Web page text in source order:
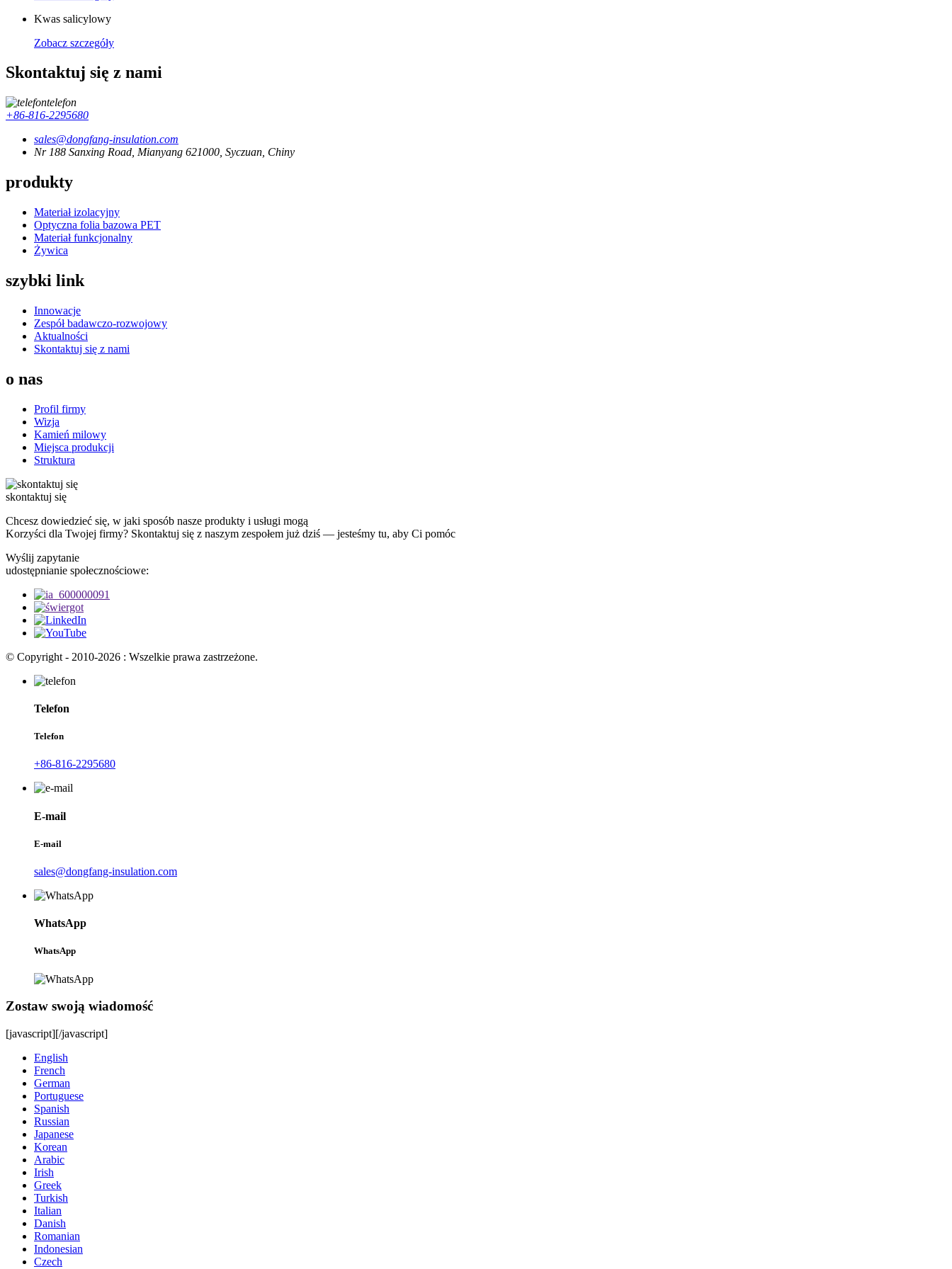
Kwas salicylowy
Zobacz szczegóły
Skontaktuj się z nami
telefon
+86-816-2295680
sales@dongfang-insulation.com
Nr 188 Sanxing Road, Mianyang 621000, Syczuan, Chiny
produkty
Materiał izolacyjny
Optyczna folia bazowa PET
Materiał funkcjonalny
Żywica
szybki link
Innowacje
Zespół badawczo-rozwojowy
Aktualności
Skontaktuj się z nami
o nas
Profil firmy
Wizja
Kamień milowy
Miejsca produkcji
Struktura
skontaktuj się
Chcesz dowiedzieć się, w jaki sposób nasze produkty i usługi mogą
Korzyści dla Twojej firmy? Skontaktuj się z naszym zespołem już dziś — jesteśmy tu, aby Ci pomóc
Wyślij zapytanie
udostępnianie społecznościowe:
© Copyright - 2010-2026 : Wszelkie prawa zastrzeżone.
Telefon
Telefon
+86-816-2295680
E-mail
E-mail
sales@dongfang-insulation.com
WhatsApp
WhatsApp
Zostaw swoją wiadomość
[javascript][/javascript]
English
French
German
Portuguese
Spanish
Russian
Japanese
Korean
Arabic
Irish
Greek
Turkish
Italian
Danish
Romanian
Indonesian
Czech